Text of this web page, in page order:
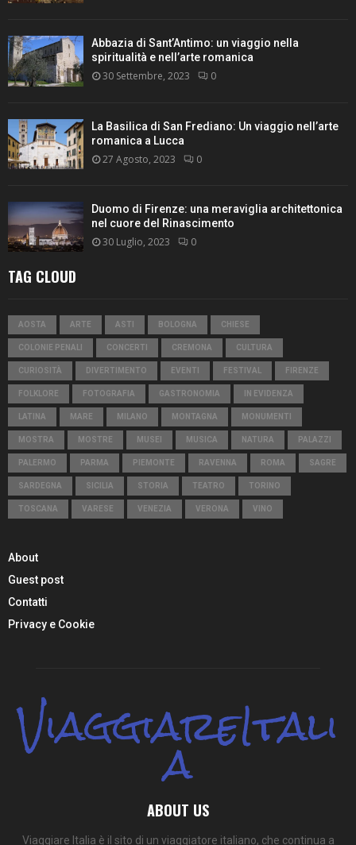
Abbazia di Sant’Antimo: un viaggio nella
spiritualità e nell’arte romanica
30 Settembre, 2023 0
La Basilica di San Frediano: Un viaggio nell’arte
romanica a Lucca
27 Agosto, 2023 0
Duomo di Firenze: una meraviglia architettonica
nel cuore del Rinascimento
30 Luglio, 2023 0
TAG CLOUD
AOSTA ARTE ASTI BOLOGNA CHIESE
COLONIE PENALI CONCERTI CREMONA CULTURA
CURIOSITÀ DIVERTIMENTO EVENTI FESTIVAL FIRENZE
FOLKLORE FOTOGRAFIA GASTRONOMIA IN EVIDENZA
LATINA MARE MILANO MONTAGNA MONUMENTI
MOSTRA MOSTRE MUSEI MUSICA NATURA PALAZZI
PALERMO PARMA PIEMONTE RAVENNA ROMA SAGRE
SARDEGNA SICILIA STORIA TEATRO TORINO
TOSCANA VARESE VENEZIA VERONA VINO
About
Guest post
Contatti
Privacy e Cookie
ViaggiareItali
a
ABOUT US
Viaggiare Italia è il sito di un viaggiatore italiano, che continua a